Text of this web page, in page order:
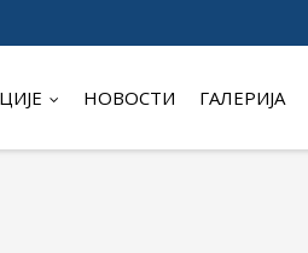
НОВОСТИ ГАЛЕРИЈА